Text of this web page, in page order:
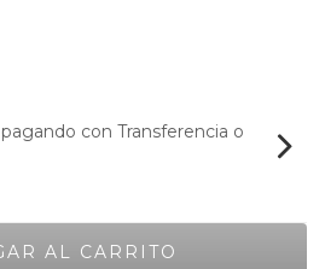
pagando con Transferencia o